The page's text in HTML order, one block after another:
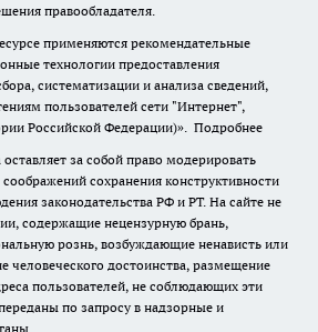
правообладателя.
применяются рекомендательные
технологии предоставления
систематизации и анализа сведений,
пользователей сети "Интернет",
Российской Федерации)». Подробнее
за собой право модерировать
сохранения конструктивности
законодательства РФ и РТ. На сайте не
содержащие нецензурную брань,
рознь, возбуждающие ненависть или
человеческого достоинства, размещение
пользователей, не соблюдающих эти
по запросу в надзорные и